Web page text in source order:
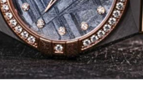
137号亨得利名表服务中心（品牌授
83号亨得利名表服务中心（品牌授
山路26号时代广场（CCMALL）C座
1067号置信广场10层1015室（需提
西路600号富力中心T2座写字楼29层